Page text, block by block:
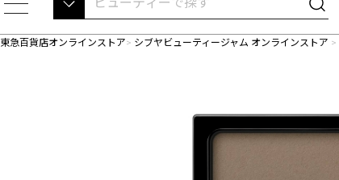
東急百貨店オンラインストア
シブヤビューティージャム オンラインストア